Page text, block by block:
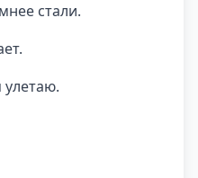
стали.
улетаю.